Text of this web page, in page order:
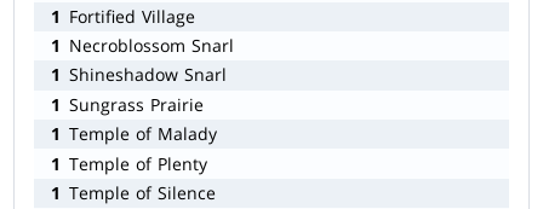
1 Fortified Village
1 Necroblossom Snarl
1 Shineshadow Snarl
1 Sungrass Prairie
1 Temple of Malady
1 Temple of Plenty
1 Temple of Silence